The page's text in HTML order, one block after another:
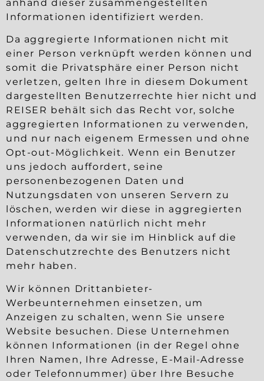
anhand dieser zusammengestellten
Informationen identifiziert werden.
Da aggregierte Informationen nicht mit
einer Person verknüpft werden können und
somit die Privatsphäre einer Person nicht
verletzen, gelten Ihre in diesem Dokument
dargestellten Benutzerrechte hier nicht und
REISER behält sich das Recht vor, solche
aggregierten Informationen zu verwenden,
und nur nach eigenem Ermessen und ohne
Opt-out-Möglichkeit. Wenn ein Benutzer
uns jedoch auffordert, seine
personenbezogenen Daten und
Nutzungsdaten von unseren Servern zu
löschen, werden wir diese in aggregierten
Informationen natürlich nicht mehr
verwenden, da wir sie im Hinblick auf die
Datenschutzrechte des Benutzers nicht
mehr haben.
Wir können Drittanbieter-
Werbeunternehmen einsetzen, um
Anzeigen zu schalten, wenn Sie unsere
Website besuchen. Diese Unternehmen
können Informationen (in der Regel ohne
Ihren Namen, Ihre Adresse, E-Mail-Adresse
oder Telefonnummer) über Ihre Besuche